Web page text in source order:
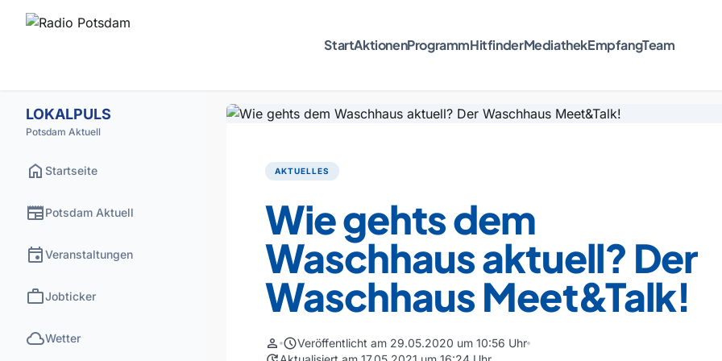
StartAktionenProgrammHitfinderMediathekEmpfangTeam
LOKALPULS
Potsdam Aktuell
home Startseite
newspaperPotsdam Aktuell
eventVeranstaltungen
workJobticker
cloudWetter
AKTUELLES
Wie gehts dem
Waschhaus aktuell? Der
Waschhaus Meet&Talk!
person scheduleVeröffentlicht am 29.05.2020 um 10:56 Uhr